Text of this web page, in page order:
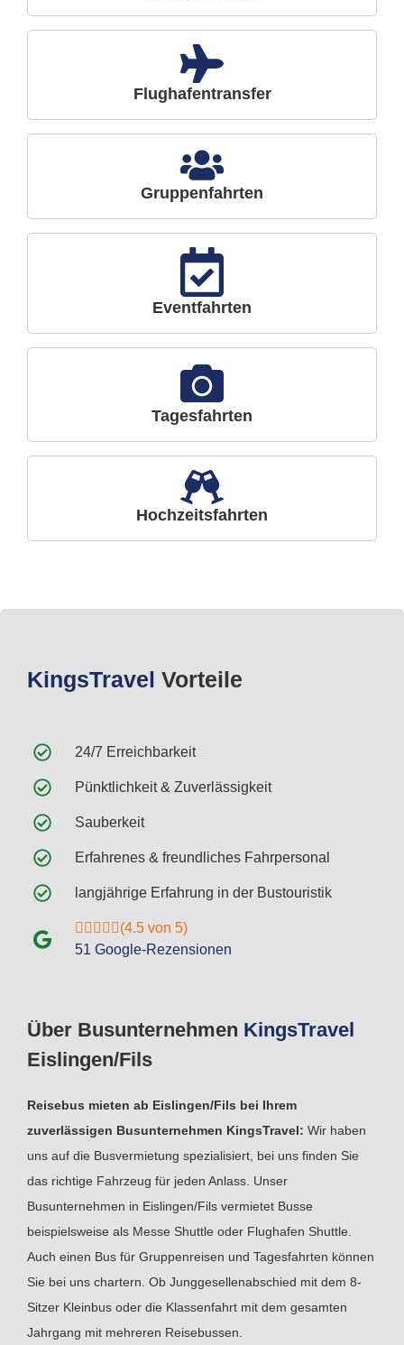
Flughafentransfer
Gruppenfahrten
Eventfahrten
Tagesfahrten
Hochzeitsfahrten
Über Busunternehmen KingsTravel
Eislingen/Fils
Reisebus mieten ab Eislingen/Fils bei Ihrem
zuverlässigen Busunternehmen KingsTravel: Wir haben
uns auf die Busvermietung spezialisiert, bei uns finden Sie
das richtige Fahrzeug für jeden Anlass. Unser
Busunternehmen in Eislingen/Fils vermietet Busse
beispielsweise als Messe Shuttle oder Flughafen Shuttle.
Auch einen Bus für Gruppenreisen und Tagesfahrten können
Sie bei uns chartern. Ob Junggesellenabschied mit dem 8-
Sitzer Kleinbus oder die Klassenfahrt mit dem gesamten
Jahrgang mit mehreren Reisebussen.
KingsTravel Vorteile
24/7 Erreichbarkeit
Pünktlichkeit & Zuverlässigkeit
Sauberkeit
Erfahrenes & freundliches Fahrpersonal
langjährige Erfahrung in der Bustouristik
(4.5 von 5)
51 Google-Rezensionen